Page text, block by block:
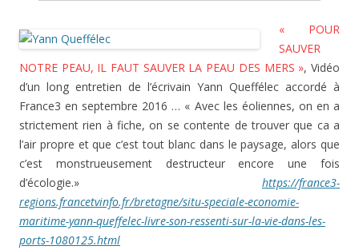
« POUR
SAUVER
NOTRE PEAU, IL FAUT SAUVER LA PEAU DES MERS », Vidéo
d’un long entretien de l’écrivain Yann Queffélec accordé à
France3 en septembre 2016 … « Avec les éoliennes, on en a
strictement rien à fiche, on se contente de trouver que ca a
l’air propre et que c’est tout blanc dans le paysage, alors que
c’est monstrueusement destructeur encore une fois
d’écologie.» https://france3-
regions.francetvinfo.fr/bretagne/situ-speciale-economie-
maritime-yann-queffelec-livre-son-ressenti-sur-la-vie-dans-les-
ports-1080125.html